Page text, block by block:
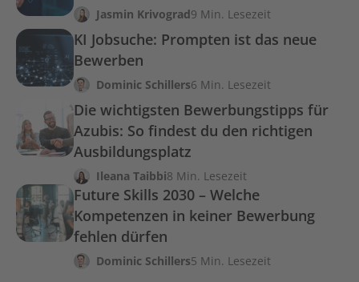
Jasmin Krivograd9 Min. Lesezeit
KI Jobsuche: Prompten ist das neue
Bewerben
Dominic Schillers6 Min. Lesezeit
Die wichtigsten Bewerbungstipps für
Azubis: So findest du den richtigen
Ausbildungsplatz
Ileana Taibbi8 Min. Lesezeit
Future Skills 2030 – Welche
Kompetenzen in keiner Bewerbung
fehlen dürfen
Dominic Schillers5 Min. Lesezeit